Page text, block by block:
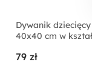
Dywanik
40x40 cm w
79 zł